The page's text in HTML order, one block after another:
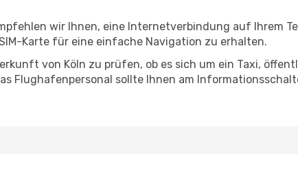
wir Ihnen, eine Internetverbindung auf Ihrem
Karte für eine einfache Navigation zu erhalten.
von Köln zu prüfen, ob es sich um ein Taxi,
Flughafenpersonal sollte Ihnen am